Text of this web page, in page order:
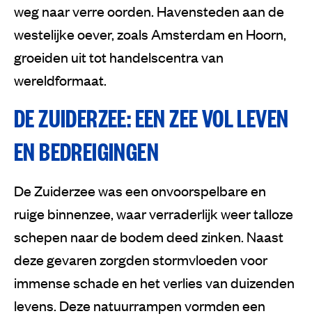
weg naar verre oorden. Havensteden aan de
westelijke oever, zoals Amsterdam en Hoorn,
groeiden uit tot handelscentra van
wereldformaat.
DE ZUIDERZEE: EEN ZEE VOL LEVEN
EN BEDREIGINGEN
De Zuiderzee was een onvoorspelbare en
ruige binnenzee, waar verraderlijk weer talloze
schepen naar de bodem deed zinken. Naast
deze gevaren zorgden stormvloeden voor
immense schade en het verlies van duizenden
levens. Deze natuurrampen vormden een